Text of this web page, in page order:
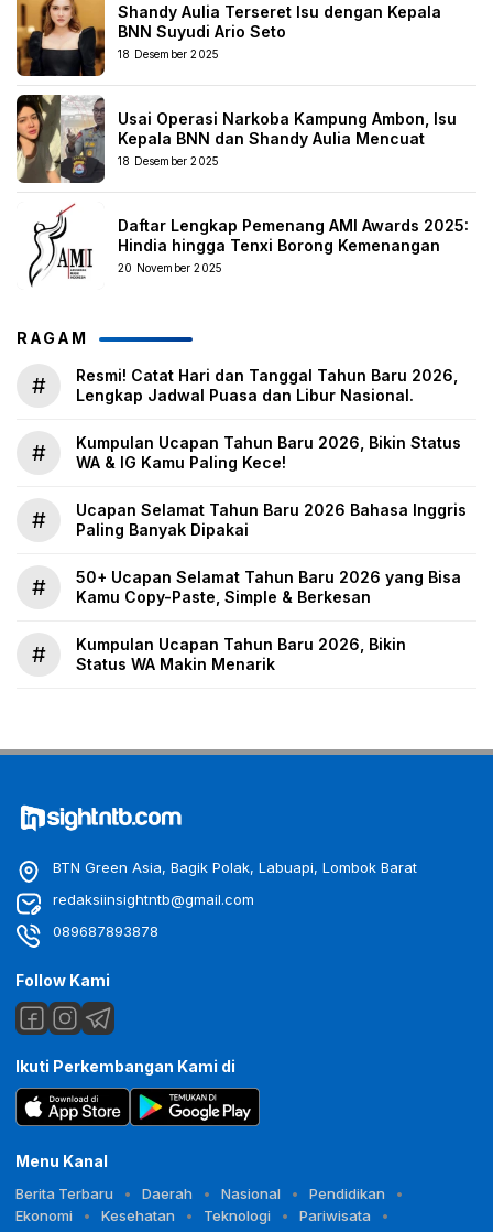
Shandy Aulia Terseret Isu dengan Kepala
BNN Suyudi Ario Seto
18 Desember 2025
Usai Operasi Narkoba Kampung Ambon, Isu
Kepala BNN dan Shandy Aulia Mencuat
18 Desember 2025
Daftar Lengkap Pemenang AMI Awards 2025:
Hindia hingga Tenxi Borong Kemenangan
20 November 2025
RAGAM
#
Resmi! Catat Hari dan Tanggal Tahun Baru 2026,
Lengkap Jadwal Puasa dan Libur Nasional.
#
Kumpulan Ucapan Tahun Baru 2026, Bikin Status
WA & IG Kamu Paling Kece!
#
Ucapan Selamat Tahun Baru 2026 Bahasa Inggris
Paling Banyak Dipakai
#
50+ Ucapan Selamat Tahun Baru 2026 yang Bisa
Kamu Copy-Paste, Simple & Berkesan
#
Kumpulan Ucapan Tahun Baru 2026, Bikin
Status WA Makin Menarik
BTN Green Asia, Bagik Polak, Labuapi, Lombok Barat
redaksiinsightntb@gmail.com
089687893878
Follow Kami
Ikuti Perkembangan Kami di
Menu Kanal
Berita Terbaru Daerah Nasional
Pendidikan
Ekonomi
Kesehatan Teknologi
Pariwisata